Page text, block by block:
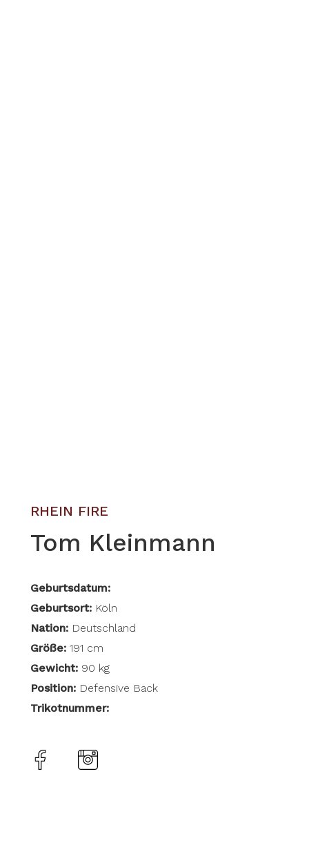
RHEIN FIRE
Tom Kleinmann
Geburtsdatum:
Geburtsort: Köln
Nation: Deutschland
Größe:191 cm
Gewicht:90 kg
Position: Defensive Back
Trikotnummer: